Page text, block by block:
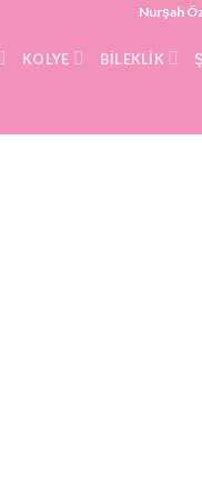
Nurşah
KOLYE BILEKLIK